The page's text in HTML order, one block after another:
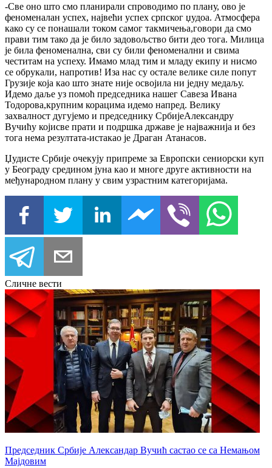
-Све оно што смо планирали спроводимо по плану, ово је
феноменалан успех, највећи успех српског џудоа. Атмосфера
како су се понашали током самог такмичења,говори да смо
прави тим тако да је било задовољство бити део тога. Милица
је била феноменална, сви су били феноменални и свима
честитам на успеху. Имамо млад тим и младу екипу и нисмо
се обрукали, напротив! Иза нас су остале велике силе попут
Грузије која као што знате није освојила ни једну медаљу.
Идемо даље уз помоћ председника нашег Савеза Ивана
Тодорова,крупним корацима идемо напред. Велику
захвалност дугујемо и председнику СрбијеАлександру
Вучићу којисве прати и подршка државе је најважнија и без
тога нема резултата-истакао је Драган Атанасов.
Џудисте Србије очекују припреме за Европски сениорски куп
у Београду средином јуна као и многе друге активности на
међународном плану у свим узрастним категоријама.
Сличне вести
Председник Србије Александар Вучић састао се са Немањом
Мајдовим